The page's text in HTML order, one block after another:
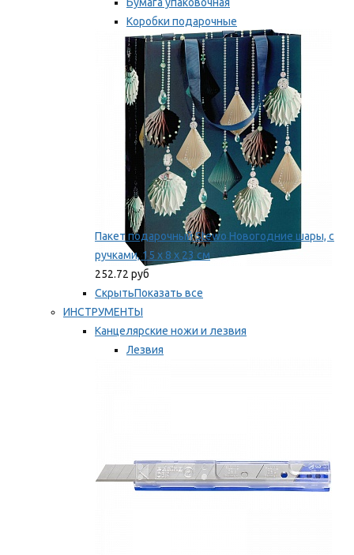
Коробки подарочные
Ленты, бобины
Мы рекомендуем
Пакет подарочный Stewo Новогодние шары, с
ручками, 15 х 8 х 23 см
252.72 руб
СкрытьПоказать все
ИНСТРУМЕНТЫ
Канцелярские ножи и лезвия
Лезвия